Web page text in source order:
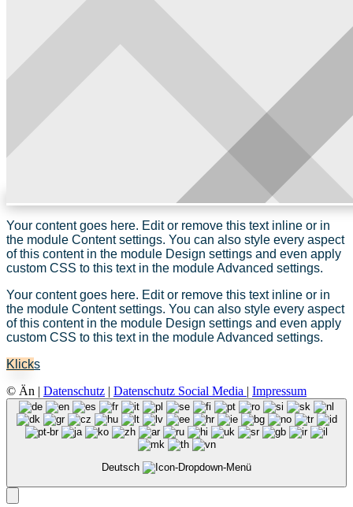
Your content goes here. Edit or remove this text inline or in
the module Content settings. You can also style every aspect
of this content in the module Design settings and even apply
custom CSS to this text in the module Advanced settings.
Your content goes here. Edit or remove this text inline or in
the module Content settings. You can also style every aspect
of this content in the module Design settings and even apply
custom CSS to this text in the module Advanced settings.
Klicks
© Än | Datenschutz | Datenschutz Social Media | Impressum
Deutsch